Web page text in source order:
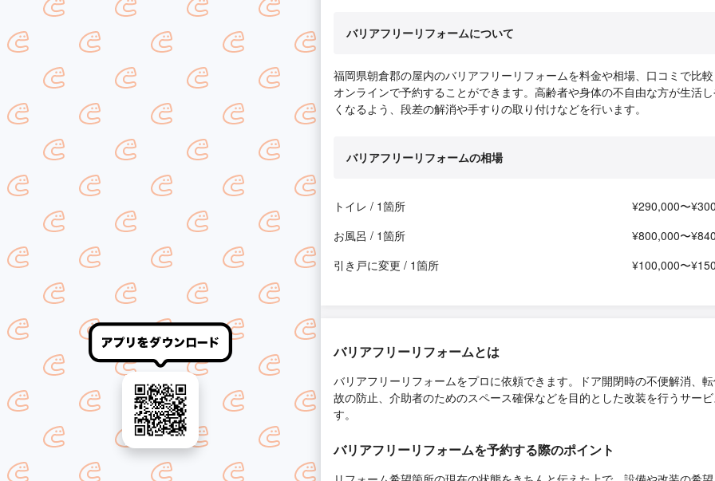
バリアフリーリフォームについて
福岡県朝倉郡の屋内のバリアフリーリフォームを料金や相場、口コミで比
オンラインで予約することができます。高齢者や身体の不自由な方が生活
くなるよう、段差の解消や手すりの取り付けなどを行います。
バリアフリーリフォームの相場
トイレ / 1箇所
¥290,000〜
お風呂 / 1箇所
¥800,000〜
引き戸に変更 / 1箇所
¥100,000〜
バリアフリーリフォームとは
バリアフリーリフォームをプロに依頼できます。ドア開閉時の不便解消、
故の防止、介助者のためのスペース確保などを目的とした改装を行うサー
す。
バリアフリーリフォームを予約する際のポイント